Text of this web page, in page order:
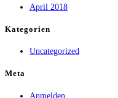
April 2018
Kategorien
Uncategorized
Meta
Anmelden